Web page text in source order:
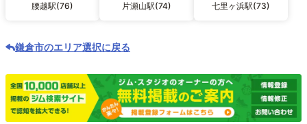
腰越駅(76) 片瀬山駅(74) 七里ヶ浜駅(73)
鎌倉市のエリア選択に戻る